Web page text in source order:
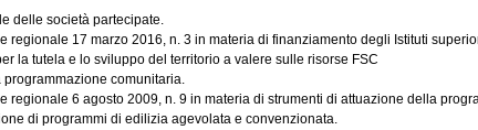
delle società partecipate.
regionale 17 marzo 2016, n. 3 in materia di finanziamento degli Istituti
la tutela e lo sviluppo del territorio a valere sulle risorse FSC
comunitaria.
regionale 6 agosto 2009, n. 9 in materia di strumenti di attuazione della
di programmi di edilizia agevolata e convenzionata.